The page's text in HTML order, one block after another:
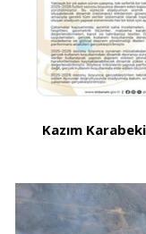
Kazım